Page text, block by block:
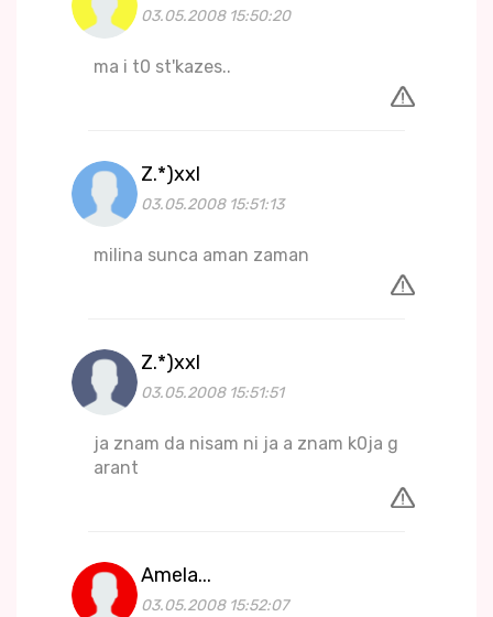
03.05.2008 15:50:20
ma i t0 st'kazes..
Z.*)xxl
03.05.2008 15:51:13
milina sunca aman zaman
Z.*)xxl
03.05.2008 15:51:51
ja znam da nisam ni ja a znam k0ja g
arant
Amela...
03.05.2008 15:52:07